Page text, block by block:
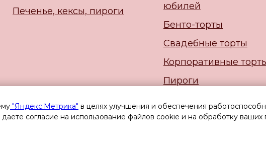
Печенье, кексы, пироги
юбилей
Бенто-торты
Свадебные торты
Корпоративные
Пироги
Новогодние торты
"Яндекс.Метрика" в целях улучшения и обеспечения
согласие на использование файлов cookie и на обработку